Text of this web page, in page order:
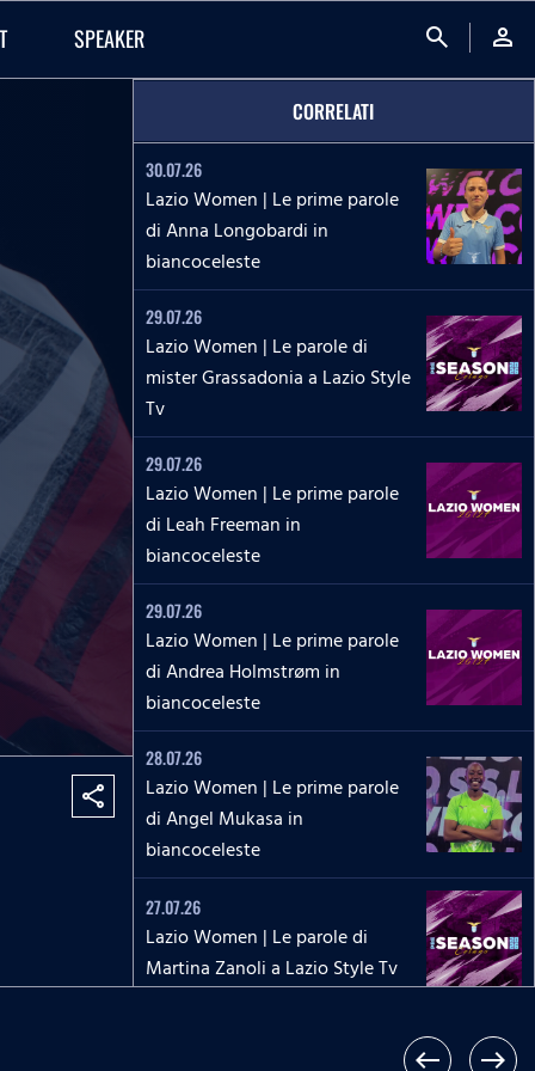
SPEAKER search person
share
CORRELATI
30.07.26
Lazio Women | Le prime parole
di Anna Longobardi in
biancoceleste
29.07.26
Lazio Women | Le parole di
mister Grassadonia a Lazio Style
Tv
29.07.26
Lazio Women | Le prime parole
di Leah Freeman in
biancoceleste
29.07.26
Lazio Women | Le prime parole
di Andrea Holmstrøm in
biancoceleste
28.07.26
Lazio Women | Le prime parole
di Angel Mukasa in
biancoceleste
27.07.26
Lazio Women | Le parole di
Martina Zanoli a Lazio Style Tv
west east